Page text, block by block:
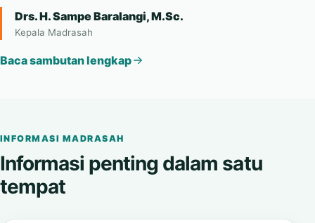
Drs. H. Sampe Baralangi, M.Sc.
Kepala Madrasah
Baca sambutan lengkap
INFORMASI MADRASAH
Informasi penting dalam satu
tempat